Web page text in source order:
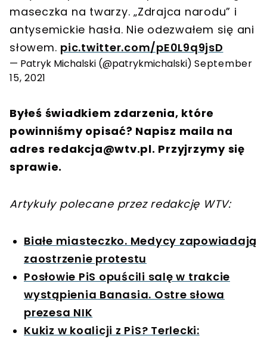
maseczka na twarzy. „Zdrajca narodu” i
antysemickie hasła. Nie odezwałem się ani
słowem. pic.twitter.com/pE0L9q9jsD
— Patryk Michalski (@patrykmichalski) September
15, 2021
Byłeś świadkiem zdarzenia, które
powinniśmy opisać? Napisz maila na
adres redakcja@wtv.pl. Przyjrzymy się
sprawie.
Artykuły polecane przez redakcję WTV:
Białe miasteczko. Medycy zapowiadają
zaostrzenie protestu
Posłowie PiS opuścili salę w trakcie
wystąpienia Banasia. Ostre słowa
prezesa NIK
Kukiz w koalicji z PiS? Terlecki: